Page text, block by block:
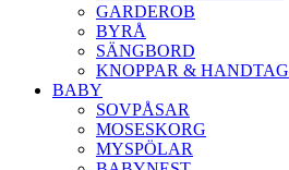
GARDEROB
BYRÅ
SÄNGBORD
KNOPPAR & HANDTAG
BABY
SOVPÅSAR
MOSESKORG
MYSPÖLAR